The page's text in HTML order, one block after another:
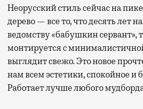
Неорусский стиль сейчас на
дерево — все то, что десять лет
ведомству «бабушкин сервант»,
монтируется с
выглядит свежо. Это новое
нам всем эстетики, спокойное и
Работает лучше любого